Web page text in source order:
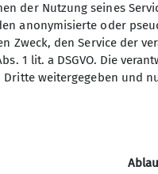
Sektion
der Nutzung seines
anonymisierte oder
Zweck, den Service der
1 lit. a DSGVO. Die
Dritte weitergegeben und